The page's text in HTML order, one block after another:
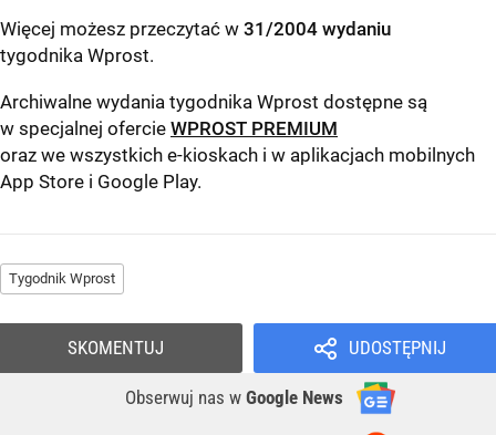
Więcej możesz przeczytać w 31/2004 wydaniu
tygodnika Wprost.
Archiwalne wydania tygodnika Wprost dostępne są
w specjalnej ofercie WPROST PREMIUM
oraz we wszystkich e-kioskach i w aplikacjach mobilnych
App Store i Google Play.
Tygodnik Wprost
UDOSTĘPNIJ
Obserwuj nas w Google News
SKOMENTUJ